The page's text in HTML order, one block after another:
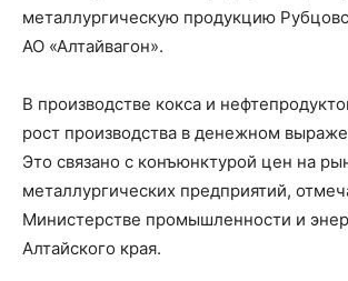
металлургическую продукцию
АО «Алтайвагон».
В производстве кокса и
рост производства в денежном
Это связано с конъюнктурой цен на
металлургических предприятий,
Министерстве промышленности и
Алтайского края.